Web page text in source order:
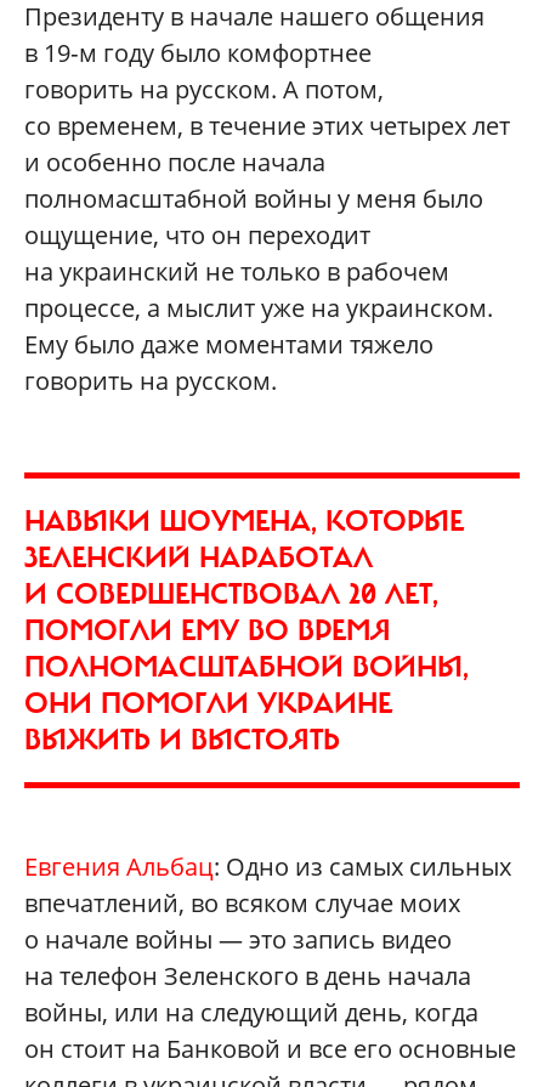
Президенту в начале нашего общения
в 19‑м году было комфортнее
говорить на русском. А потом,
со временем, в течение этих четырех лет
и особенно после начала
полномасштабной войны у меня было
ощущение, что он переходит
на украинский не только в рабочем
процессе, а мыслит уже на украинском.
Ему было даже моментами тяжело
говорить на русском.
НАВЫКИ ШОУМЕНА, КОТОРЫЕ
ЗЕЛЕНСКИЙ НАРАБОТАЛ
И СОВЕРШЕНСТВОВАЛ 20 ЛЕТ,
ПОМОГЛИ ЕМУ ВО ВРЕМЯ
ПОЛНОМАСШТАБНОЙ ВОЙНЫ,
ОНИ ПОМОГЛИ УКРАИНЕ
ВЫЖИТЬ И ВЫСТОЯТЬ
Евгения Альбац: Одно из самых сильных
впечатлений, во всяком случае моих
о начале войны — это запись видео
на телефон Зеленского в день начала
войны, или на следующий день, когда
он стоит на Банковой и все его основные